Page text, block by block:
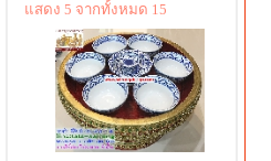
แสดง 5 จากทั้งหมด 15